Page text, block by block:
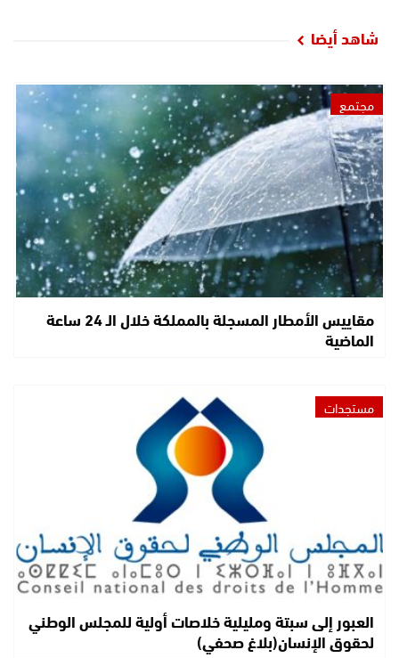
شاهد أيضا
مجتمع
مقاييس الأمطار المسجلة بالمملكة خلال الـ 24 ساعة
الماضية
مستجدات
العبور إلى سبتة ومليلية خلاصات أولية للمجلس الوطني
لحقوق الإنسان(بلاغ صحفي)